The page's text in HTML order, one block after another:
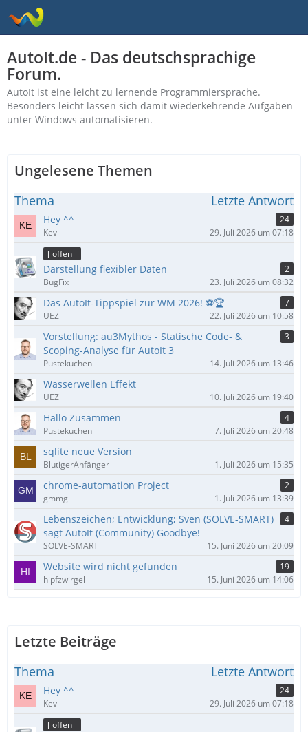
AutoIt.de - Das deutschsprachige
Forum.
AutoIt ist eine leicht zu lernende Programmiersprache.
Besonders leicht lassen sich damit wiederkehrende Aufgaben
unter Windows automatisieren.
Ungelesene Themen
Thema Letzte Antwort
Hey ^^
24
Kev
29. Juli 2026 um 07:18
[ offen ]
Darstellung flexibler Daten
2
BugFix
23. Juli 2026 um 08:32
Das AutoIt-Tippspiel zur WM 2026! ⚽🏆
7
UEZ
22. Juli 2026 um 10:58
Vorstellung: au3Mythos - Statische Code- &
Scoping-Analyse für AutoIt 3
3
Pustekuchen 14. Juli 2026 um 13:46
Wasserwellen Effekt
UEZ 10. Juli 2026 um 19:40
Hallo Zusammen
4
Pustekuchen
7. Juli 2026 um 20:48
sqlite neue Version
BlutigerAnfänger 1. Juli 2026 um 15:35
chrome-automation Project
2
gmmg
1. Juli 2026 um 13:39
Lebenszeichen; Entwicklung; Sven (SOLVE-SMART)
sagt AutoIt (Community) Goodbye!
4
SOLVE-SMART 15. Juni 2026 um 20:09
Website wird nicht gefunden
19
hipfzwirgel
15. Juni 2026 um 14:06
Letzte Beiträge
Thema Letzte Antwort
Hey ^^
24
Kev
29. Juli 2026 um 07:18
[ offen ]